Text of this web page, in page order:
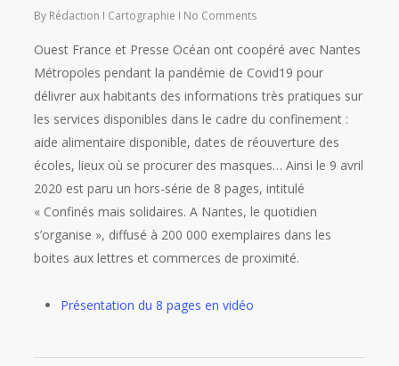
By Rédaction Cartographie No Comments
Ouest France et Presse Océan ont coopéré avec Nantes
Métropoles pendant la pandémie de Covid19 pour
délivrer aux habitants des informations très pratiques sur
les services disponibles dans le cadre du confinement :
aide alimentaire disponible, dates de réouverture des
écoles, lieux où se procurer des masques… Ainsi le 9 avril
2020 est paru un hors-série de 8 pages, intitulé
« Confinés mais solidaires. A Nantes, le quotidien
s’organise », diffusé à 200 000 exemplaires dans les
boites aux lettres et commerces de proximité.
Présentation du 8 pages en vidéo